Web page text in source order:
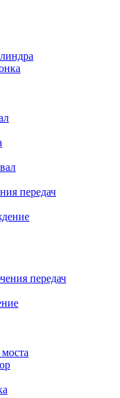
передач
передач